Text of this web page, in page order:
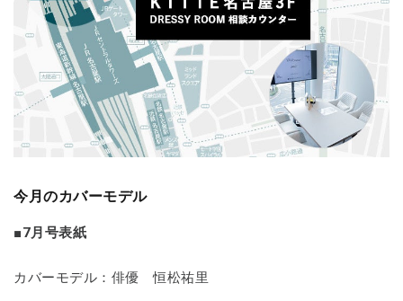
今月のカバーモデル
■7月号表紙
カバーモデル：俳優 恒松祐里